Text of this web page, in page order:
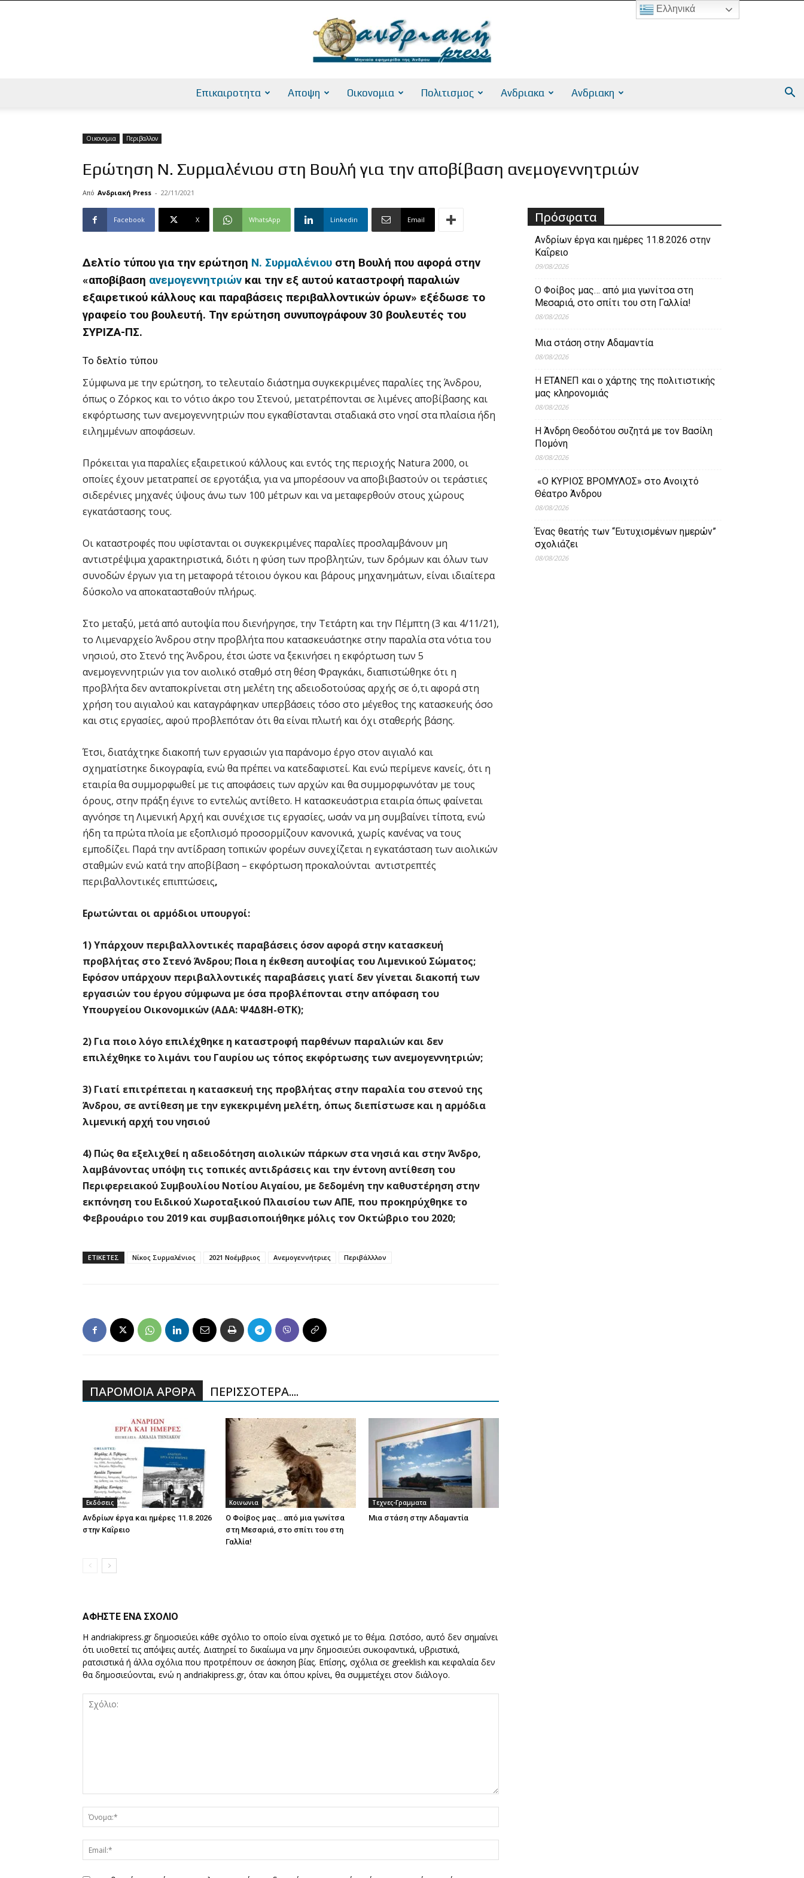
Επικαιροτητα Αποψη Οικονομια Πολιτισμος Ανδριακα Ανδριακη
Οικονομια Περιβαλλον
Ερώτηση Ν. Συρμαλένιου στη Βουλή για την αποβίβαση ανεμογεννητριών
Από Ανδριακή Press - 22/11/2021
Facebook X WhatsApp Linkedin Email
Δελτίο τύπου για την ερώτηση Ν. Συρμαλένιου στη Βουλή που αφορά στην
«αποβίβαση ανεμογεννητριών και την εξ αυτού καταστροφή παραλιών
εξαιρετικού κάλλους και παραβάσεις περιβαλλοντικών όρων» εξέδωσε το
γραφείο του βουλευτή. Την ερώτηση συνυπογράφουν 30 βουλευτές του
ΣΥΡΙΖΑ-ΠΣ.
Το δελτίο τύπου
Σύμφωνα με την ερώτηση, το τελευταίο διάστημα συγκεκριμένες παραλίες της Άνδρου,
όπως ο Ζόρκος και το νότιο άκρο του Στενού, μετατρέπονται σε λιμένες αποβίβασης και
εκφόρτωσης των ανεμογεννητριών που εγκαθίστανται σταδιακά στο νησί στα πλαίσια ήδη
ειλημμένων αποφάσεων.
Πρόκειται για παραλίες εξαιρετικού κάλλους και εντός της περιοχής Natura 2000, οι
οποίες έχουν μετατραπεί σε εργοτάξια, για να μπορέσουν να αποβιβαστούν οι τεράστιες
σιδερένιες μηχανές ύψους άνω των 100 μέτρων και να μεταφερθούν στους χώρους
εγκατάστασης τους.
Οι καταστροφές που υφίστανται οι συγκεκριμένες παραλίες προσλαμβάνουν μη
αντιστρέψιμα χαρακτηριστικά, διότι η φύση των προβλητών, των δρόμων και όλων των
συνοδών έργων για τη μεταφορά τέτοιου όγκου και βάρους μηχανημάτων, είναι ιδιαίτερα
δύσκολο να αποκατασταθούν πλήρως.
Στο μεταξύ, μετά από αυτοψία που διενήργησε, την Τετάρτη και την Πέμπτη (3 και 4/11/21),
το Λιμεναρχείο Άνδρου στην προβλήτα που κατασκευάστηκε στην παραλία στα νότια του
νησιού, στο Στενό της Άνδρου, έτσι ώστε να ξεκινήσει η εκφόρτωση των 5
ανεμογεννητριών για τον αιολικό σταθμό στη θέση Φραγκάκι, διαπιστώθηκε ότι η
προβλήτα δεν ανταποκρίνεται στη μελέτη της αδειοδοτούσας αρχής σε ό,τι αφορά στη
χρήση του αιγιαλού και καταγράφηκαν υπερβάσεις τόσο στο μέγεθος της κατασκευής όσο
και στις εργασίες, αφού προβλεπόταν ότι θα είναι πλωτή και όχι σταθερής βάσης.
Έτσι, διατάχτηκε διακοπή των εργασιών για παράνομο έργο στον αιγιαλό και
σχηματίστηκε δικογραφία, ενώ θα πρέπει να κατεδαφιστεί. Και ενώ περίμενε κανείς, ότι η
εταιρία θα συμμορφωθεί με τις αποφάσεις των αρχών και θα συμμορφωνόταν με τους
όρους, στην πράξη έγινε το εντελώς αντίθετο. Η κατασκευάστρια εταιρία όπως φαίνεται
αγνόησε τη Λιμενική Αρχή και συνέχισε τις εργασίες, ωσάν να μη συμβαίνει τίποτα, ενώ
ήδη τα πρώτα πλοία με εξοπλισμό προσορμίζουν κανονικά, χωρίς κανένας να τους
εμποδίζει. Παρά την αντίδραση τοπικών φορέων συνεχίζεται η εγκατάσταση των αιολικών
σταθμών ενώ κατά την αποβίβαση – εκφόρτωση προκαλούνται αντιστρεπτές
περιβαλλοντικές επιπτώσεις,
Ερωτώνται οι αρμόδιοι υπουργοί:
1) Υπάρχουν περιβαλλοντικές παραβάσεις όσον αφορά στην κατασκευή
προβλήτας στο Στενό Άνδρου; Ποια η έκθεση αυτοψίας του Λιμενικού Σώματος;
Εφόσον υπάρχουν περιβαλλοντικές παραβάσεις γιατί δεν γίνεται διακοπή των
εργασιών του έργου σύμφωνα με όσα προβλέπονται στην απόφαση του
Υπουργείου Οικονομικών (ΑΔΑ: Ψ4Δ8Η-ΘΤΚ);
2) Για ποιο λόγο επιλέχθηκε η καταστροφή παρθένων παραλιών και δεν
επιλέχθηκε το λιμάνι του Γαυρίου ως τόπος εκφόρτωσης των ανεμογεννητριών;
3) Γιατί επιτρέπεται η κατασκευή της προβλήτας στην παραλία του στενού της
Άνδρου, σε αντίθεση με την εγκεκριμένη μελέτη, όπως διεπίστωσε και η αρμόδια
λιμενική αρχή του νησιού
4) Πώς θα εξελιχθεί η αδειοδότηση αιολικών πάρκων στα νησιά και στην Άνδρο,
λαμβάνοντας υπόψη τις τοπικές αντιδράσεις και την έντονη αντίθεση του
Περιφερειακού Συμβουλίου Νοτίου Αιγαίου, με δεδομένη την καθυστέρηση στην
εκπόνηση του Ειδικού Χωροταξικού Πλαισίου των ΑΠΕ, που προκηρύχθηκε το
Φεβρουάριο του 2019 και συμβασιοποιήθηκε μόλις τον Οκτώβριο του 2020;
ΕΤΙΚΕΤΕΣ Νίκος Συρμαλένιος 2021 Νοέμβριος Ανεμογεννήτριες Περιβάλλλον
ΠΑΡΟΜΟΙΑ ΑΡΘΡΑ ΠΕΡΙΣΣΟΤΕΡΑ....
Εκδόσεις
Ανδρίων έργα και ημέρες 11.8.2026
στην Καΐρειο
Κοινωνια
Ο Φοίβος μας… από μια γωνίτσα
στη Μεσαριά, στο σπίτι του στη
Γαλλία!
Τεχνες-Γραμματα
Μια στάση στην Αδαμαντία
ΑΦΗΣΤΕ ΕΝΑ ΣΧΟΛΙΟ
Η andriakipress.gr δημοσιεύει κάθε σχόλιο το οποίο είναι σχετικό με το θέμα. Ωστόσο, αυτό δεν σημαίνει
ότι υιοθετεί τις απόψεις αυτές. Διατηρεί το δικαίωμα να μην δημοσιεύει συκοφαντικά, υβριστικά,
ρατσιστικά ή άλλα σχόλια που προτρέπουν σε άσκηση βίας. Επίσης, σχόλια σε greeklish και κεφαλαία δεν
θα δημοσιεύονται, ενώ η andriakipress.gr, όταν και όπου κρίνει, θα συμμετέχει στον διάλογο.
Πρόσφατα
Ανδρίων έργα και ημέρες 11.8.2026 στην
Καΐρειο
09/08/2026
Ο Φοίβος μας… από μια γωνίτσα στη
Μεσαριά, στο σπίτι του στη Γαλλία!
08/08/2026
Μια στάση στην Αδαμαντία
08/08/2026
Η ΕΤΑΝΕΠ και ο χάρτης της πολιτιστικής
μας κληρονομιάς
08/08/2026
Η Άνδρη Θεοδότου συζητά με τον Βασίλη
Πομόνη
08/08/2026
«Ο ΚΥΡΙΟΣ ΒΡΟΜΥΛΟΣ» στο Ανοιχτό
Θέατρο Άνδρου
08/08/2026
Ένας θεατής των “Ευτυχισμένων ημερών”
σχολιάζει
08/08/2026
Ελληνικά